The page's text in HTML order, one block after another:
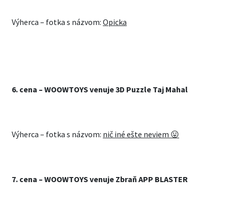
Výherca – fotka s názvom: Opicka
6. cena – WOOWTOYS venuje 3D Puzzle Taj Mahal
Výherca – fotka s názvom: nič iné ešte neviem 😛
7. cena – WOOWTOYS venuje Zbraň APP BLASTER